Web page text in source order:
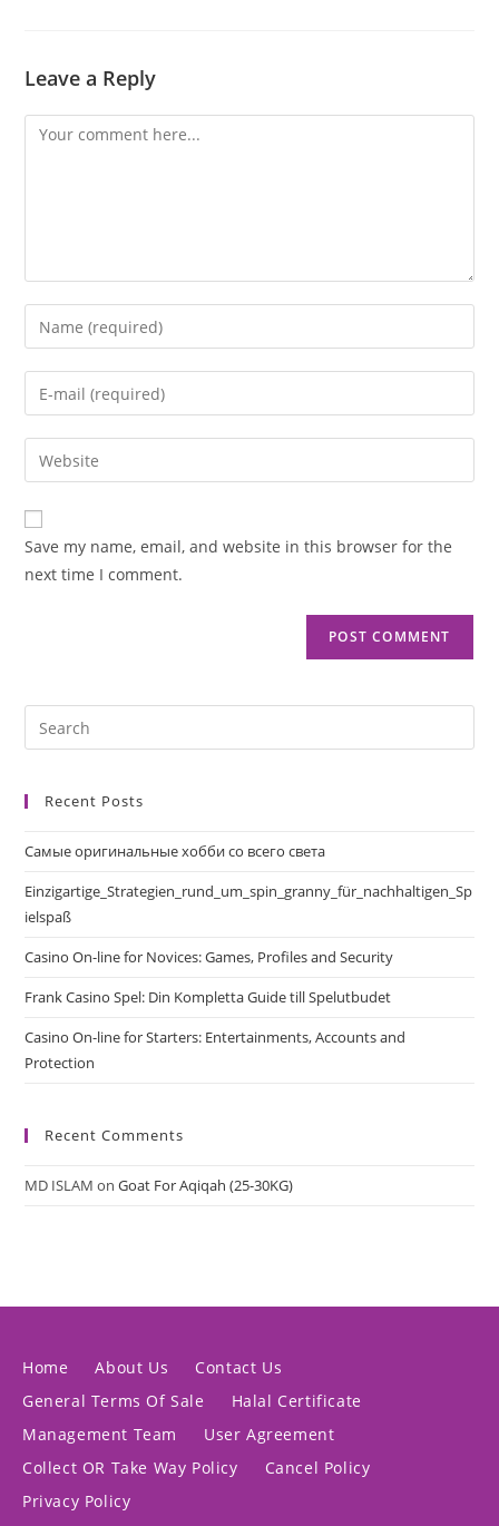
Leave a Reply
Save my name, email, and website in this browser for the
next time I comment.
Recent Posts
Самые оригинальные хобби со всего света
Einzigartige_Strategien_rund_um_spin_granny_für_nachhaltigen_Sp
ielspaß
Casino On-line for Novices: Games, Profiles and Security
Frank Casino Spel: Din Kompletta Guide till Spelutbudet
Casino On-line for Starters: Entertainments, Accounts and
Protection
Recent Comments
MD ISLAM onGoat For Aqiqah (25-30KG)
Home About Us
Contact Us
General Terms Of Sale
Halal Certificate
Management Team
User Agreement
Collect OR Take Way Policy
Cancel Policy
Privacy Policy